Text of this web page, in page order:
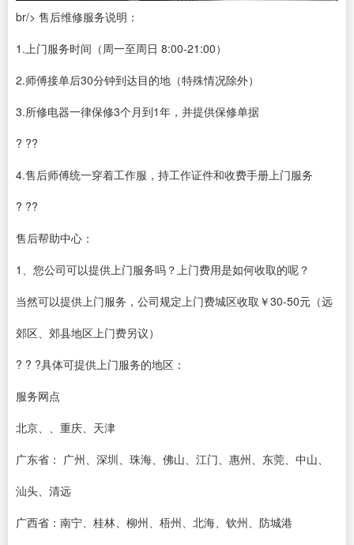
br/> 售后维修服务说明：
1.上门服务时间（周一至周日 8:00-21:00）
2.师傅接单后30分钟到达目的地（特殊情况除外）
3.所修电器一律保修3个月到1年，并提供保修单据
? ??
4.售后师傅统一穿着工作服，持工作证件和收费手册上门服务
? ??
售后帮助中心：
1、您公司可以提供上门服务吗？上门费用是如何收取的呢？
当然可以提供上门服务，公司规定上门费城区收取￥30-50元（远
郊区、郊县地区上门费另议）
? ? ?具体可提供上门服务的地区：
服务网点
北京、、重庆、天津
广东省： 广州、深圳、珠海、佛山、江门、惠州、东莞、中山、
汕头、清远
广西省：南宁、桂林、柳州、梧州、北海、钦州、防城港